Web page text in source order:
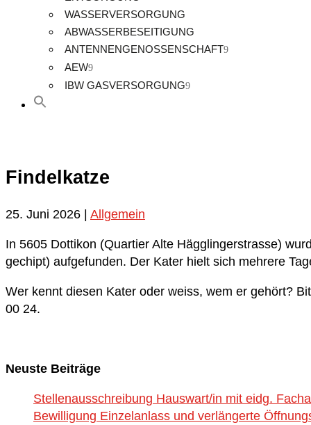
WASSERVERSORGUNG
ABWASSERBESEITIGUNG
ANTENNENGENOSSENSCHAFT
AEW
IBW GASVERSORGUNG
Findelkatze
25. Juni 2026 | Allgemein
In 5605 Dottikon (Quartier Alte Hägglingerstrasse)
gechipt) aufgefunden. Der Kater hielt sich mehrere
Wer kennt diesen Kater oder weiss, wem er gehört?
00 24.
Neuste Beiträge
Stellenausschreibung Hauswart/in mit eidg.
Bewilligung Einzelanlass und verlängerte